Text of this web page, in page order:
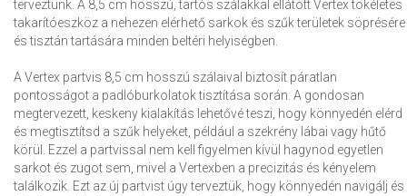
terveztünk. A 8,5 cm hosszú, tartós szálakkal ellátott Vertex tökéletes
takarítóeszköz a nehezen elérhető sarkok és szűk területek söprésére
és tisztán tartására minden beltéri helyiségben.
A Vertex partvis 8,5 cm hosszú szálaival biztosít páratlan
pontosságot a padlóburkolatok tisztítása során. A gondosan
megtervezett, keskeny kialakítás lehetővé teszi, hogy könnyedén elérd
és megtisztítsd a szűk helyeket, például a szekrény lábai vagy hűtő
körül. Ezzel a partvissal nem kell figyelmen kívül hagynod egyetlen
sarkot és zugot sem, mivel a Vertexben a precizitás és kényelem
találkozik. Ezt az új partvist úgy terveztük, hogy könnyedén navigálj és